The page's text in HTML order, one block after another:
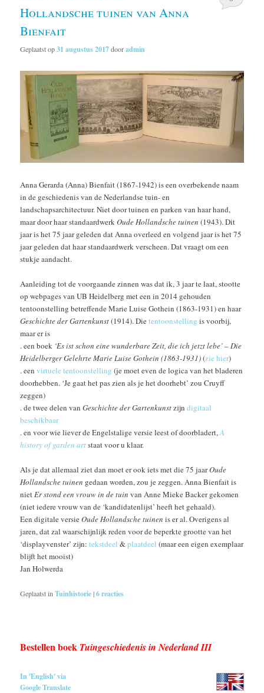
Hollandsche tuinen van Anna
Bienfait
Geplaatst op31 augustus 2017dooradmin
Anna Gerarda (Anna) Bienfait (1867-1942) is een overbekende naam
in de geschiedenis van de Nederlandse tuin- en
landschapsarchitectuur. Niet door tuinen en parken van haar hand,
maar door haar standaardwerkOude Hollandsche tuinen (1943). Dit
jaar is het 75 jaar geleden dat Anna overleed en volgend jaar is het 75
jaar geleden dat haar standaardwerk verscheen. Dat vraagt om een
stukje aandacht.
Aanleiding tot de voorgaande zinnen was dat ik, 3 jaar te laat, stootte
op webpages van UB Heidelberg met een in 2014 gehouden
tentoonstelling betreffende Marie Luise Gothein (1863-1931) en haar
Geschichte der Gartenkunst(1914). Dietentoonstelling is voorbij,
maar er is
. een boek ‘Es ist schon eine wunderbare Zeit, die ich jetzt lebe’ – Die
Heidelberger Gelehrte Marie Luise Gothein (1863-1931)(zie hier)
. eenvirtuele tentoonstelling (je moet even de logica van het bladeren
doorhebben. ‘Je gaat het pas zien als je het doorhebt’ zou Cruyff
zeggen)
. de twee delen vanGeschichte der Gartenkunstzijndigitaal
beschikbaar
. en voor wie liever de Engelstalige versie leest of doorbladert,A
history of garden artstaat voor u klaar.
Als je dat allemaal ziet dan moet er ook iets met die 75 jaarOude
Hollandsche tuinen gedaan worden, zou je zeggen. Anna Bienfait is
nietEr stond een vrouw in de tuin van Anne Mieke Backer gekomen
(niet iedere vrouw van de ‘kandidatenlijst’ heeft het gehaald).
Een digitale versieOude Hollandsche tuinen is er al. Overigens al
jaren, dat zal waarschijnlijk reden voor de beperkte grootte van het
‘displayvenster’ zijn:tekstdeel&plaatdeel(maar een eigen exemplaar
blijft het mooist)
Jan Holwerda
Geplaatst in Tuinhistorie|6reacties
Bestellen boek Tuingeschiedenis in Nederland III
In 'English' via
Google Translate